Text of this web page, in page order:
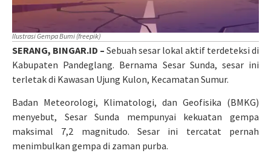
Ilustrasi Gempa Bumi (freepik)
SERANG, BINGAR.ID – Sebuah sesar lokal aktif terdeteksi di
Kabupaten Pandeglang. Bernama Sesar Sunda, sesar ini
terletak di Kawasan Ujung Kulon, Kecamatan Sumur.
Badan Meteorologi, Klimatologi, dan Geofisika (BMKG)
menyebut, Sesar Sunda mempunyai kekuatan gempa
maksimal 7,2 magnitudo. Sesar ini tercatat pernah
menimbulkan gempa di zaman purba.